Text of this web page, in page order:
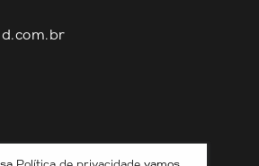
Nossas redes